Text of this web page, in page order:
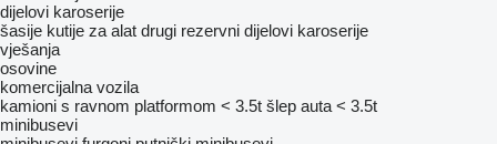
dijelovi karoserije
šasije kutije za alat drugi rezervni dijelovi karoserije
vješanja
osovine
komercijalna vozila
kamioni s ravnom platformom < 3.5t šlep auta < 3.5t
minibusevi